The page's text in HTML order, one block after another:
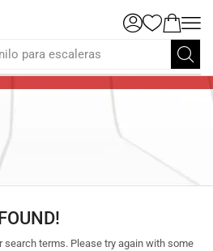
para escaleras
search terms. Please try again with some